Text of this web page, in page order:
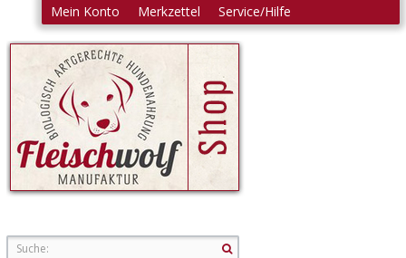
Mein Konto Merkzettel Service/Hilfe
Login
Ihre E-Mail-Adresse:
Ihr Passwort:
Passwort vergessen?| Registrieren
Einloggen